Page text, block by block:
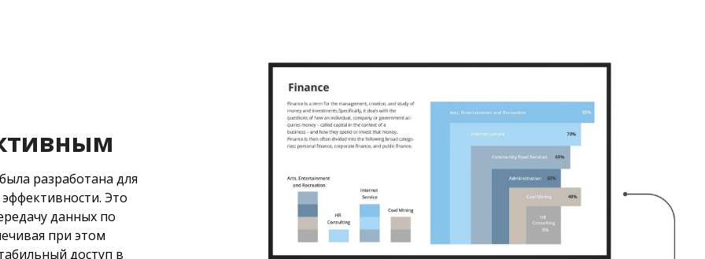
разработана для
Это
данных по
при этом
доступ в